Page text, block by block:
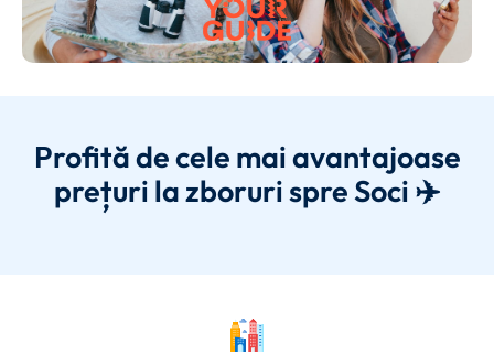
Profită de cele mai avantajoase
prețuri la zboruri spre Soci ✈️